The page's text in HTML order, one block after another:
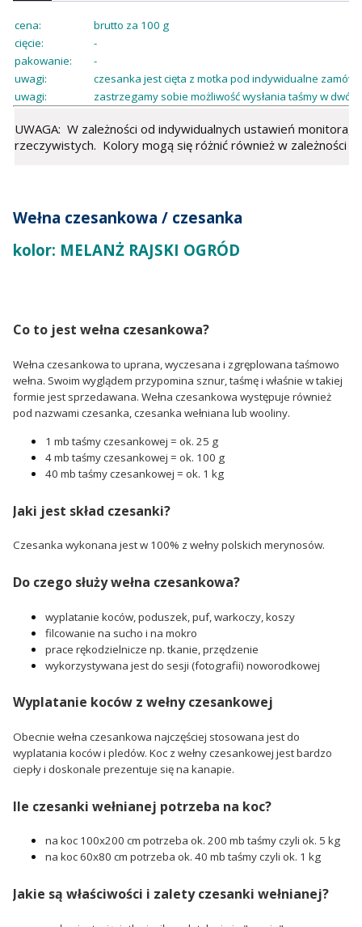
cena:
brutto za 100 g
cięcie:
-
pakowanie:
-
uwagi:
czesanka jest cięta z motka pod indywidualne
uwagi:
zastrzegamy sobie możliwość wysłania taśmy w
UWAGA: W zależności od indywidualnych ustawień
rzeczywistych. Kolory mogą się różnić również w zależności
Wełna czesankowa / czesanka
kolor: MELANŻ RAJSKI OGRÓD
Co to jest wełna czesankowa?
Wełna czesankowa to uprana, wyczesana i zgręplowana taśmowo
wełna. Swoim wyglądem przypomina sznur, taśmę i właśnie w takiej
formie jest sprzedawana. Wełna czesankowa występuje również
pod nazwami czesanka, czesanka wełniana lub wooliny.
1 mb taśmy czesankowej = ok. 25 g
4 mb taśmy czesankowej = ok. 100 g
40 mb taśmy czesankowej = ok. 1 kg
Jaki jest skład czesanki?
Czesanka wykonana jest w 100% z wełny polskich merynosów.
Do czego służy wełna czesankowa?
wyplatanie koców, poduszek, puf, warkoczy, koszy
filcowanie na sucho i na mokro
prace rękodzielnicze np. tkanie, przędzenie
wykorzystywana jest do sesji (fotografii) noworodkowej
Wyplatanie koców z wełny czesankowej
Obecnie wełna czesankowa najczęściej stosowana jest do
wyplatania koców i pledów. Koc z wełny czesankowej jest bardzo
ciepły i doskonale prezentuje się na kanapie.
Ile czesanki wełnianej potrzeba na koc?
na koc 100x200 cm potrzeba ok. 200 mb taśmy czyli ok. 5 kg
na koc 60x80 cm potrzeba ok. 40 mb taśmy czyli ok. 1 kg
Jakie są właściwości i zalety czesanki wełnianej?